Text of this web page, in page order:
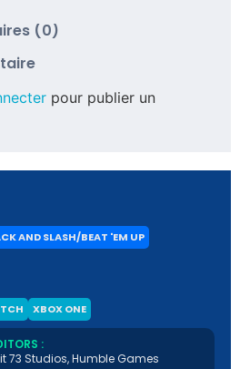
(0)
pour publier un
AND SLASH/BEAT 'EM UP
XBOX ONE
:
73 Studios, Humble Games